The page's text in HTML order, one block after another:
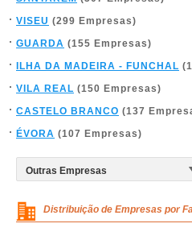
VISEU (299 Empresas)
GUARDA (155 Empresas)
ILHA DA MADEIRA - FUNCHAL
VILA REAL (150 Empresas)
CASTELO BRANCO (137
ÉVORA (107 Empresas)
Distribuição de Empresas por